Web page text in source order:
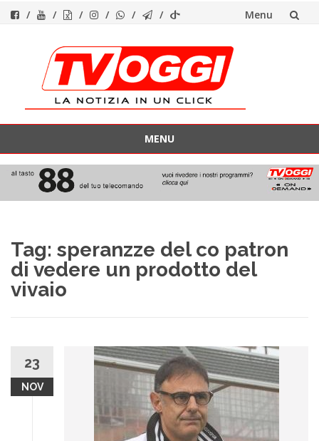
Menu
contenuto
MENU
contenuto
Tag: speranzze del co patron
di vedere un prodotto del
vivaio
23
NOV